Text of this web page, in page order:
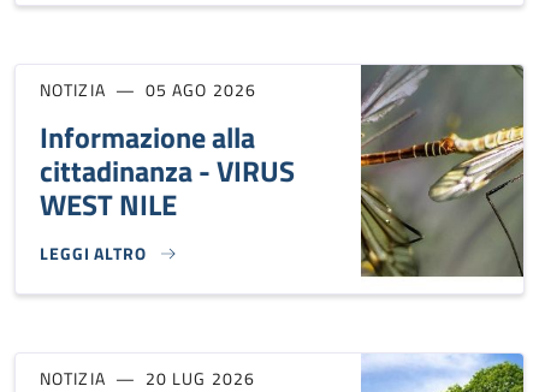
NOTIZIA 05 AGO 2026
Informazione alla
cittadinanza - VIRUS
WEST NILE
LEGGI ALTRO
INFORMAZIONE ALLA CITTADINANZA - VIRUS WEST NILE}
NOTIZIA 20 LUG 2026